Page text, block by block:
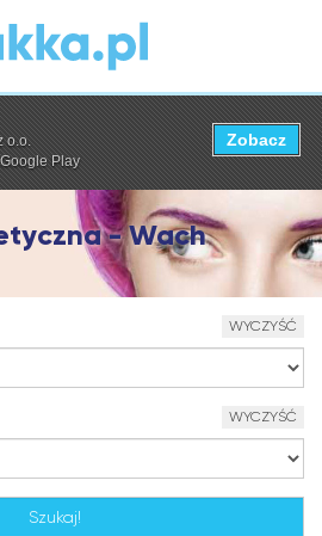
- Wach
WYCZYŚĆ
WYCZYŚĆ
o.o.
Play
Zobacz